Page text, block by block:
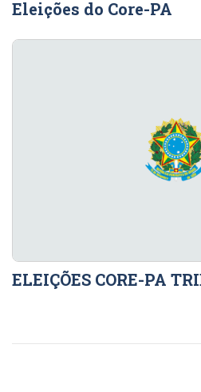
Eleições do Core-PA
ELEIÇÕES CORE-PA